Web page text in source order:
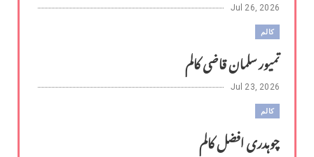
Jul 26, 2026
کالم
تمیور سلمان قاضی کالم
Jul 23, 2026
کالم
چوہدری افضل کالم